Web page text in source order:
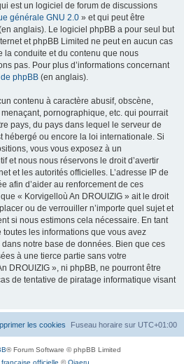
est un logiciel de forum de discussions
générale GNU 2.0 » et qui peut être
anglais). Le logiciel phpBB a pour seul but
et phpBB Limited ne peut en aucun cas
la conduite et du contenu que nous
pas. Pour plus d’informations concernant
de phpBB (en anglais).
contenu à caractère abusif, obscène,
pornographique, etc. qui pourrait
pays, du pays dans lequel le serveur de
hébergé ou encore la loi internationale. Si
vous vous exposez à un
et nous nous réservons le droit d’avertir
et les autorités officielles. L’adresse IP de
afin d’aider au renforcement de ces
« Korvigelloù An DROUIZIG » ait le droit
ou de verrouiller n’importe quel sujet et
si nous estimons cela nécessaire. En tant
toutes les informations que vous avez
notre base de données. Bien que ces
à une tierce partie sans votre
DROUIZIG », ni phpBB, ne pourront être
de tentative de piratage informatique visant
Fuseau horaire sur UTC+01:00
les cookies
® Forum Software © phpBB Limited
officielle ©Qiaeru